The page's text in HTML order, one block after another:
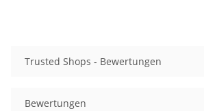
Trusted Shops - Bewertungen
Bewertungen